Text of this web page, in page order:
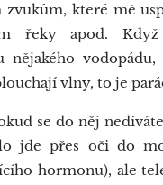
které mě
řeky apod.
nějakého
vlny, to je
se do něj
jde přes oči do
hormonu), ale